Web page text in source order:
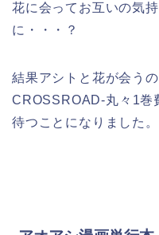
花に会ってお互いの気
に・・・？
結果アシトと花が会う
CROSSROAD‐丸々1
待つことになりました。